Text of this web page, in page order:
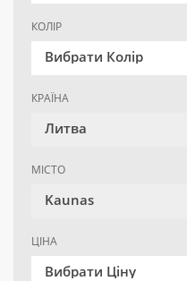
КОЛІР
Вибрати Колір
КРАЇНА
Литва
МІСТО
Kaunas
ЦІНА
Вибрати Ціну